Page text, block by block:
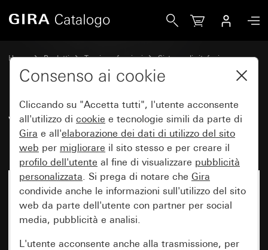
Home Prodotti Tecnica e funzioni
Sistema di citofonia
Citofoni interni Gira
Videocitofono interno sopra
intonaco Plus System 55
Consenso ai cookie
Cliccando su "Accetta tutti", l'utente acconsente
all'utilizzo di cookie e tecnologie simili da parte di
Gira e all'elaborazione dei dati di utilizzo del sito
web per migliorare il sito stesso e per creare il
profilo dell'utente al fine di visualizzare pubblicità
personalizzata. Si prega di notare che Gira
condivide anche le informazioni sull'utilizzo del sito
web da parte dell'utente con partner per social
media, pubblicità e analisi.
L'utente acconsente anche alla trasmissione, per